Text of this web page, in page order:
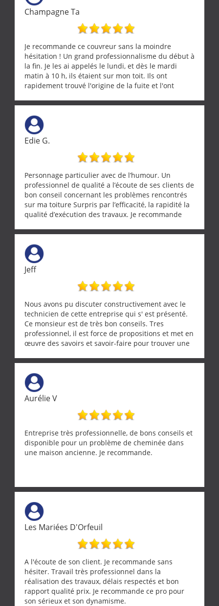
Champagne Ta
Je recommande ce couvreur sans la moindre
hésitation ! Un grand professionnalisme du début à
la fin. Je les ai appelés le lundi, et dès le mardi
matin à 10 h, ils étaient sur mon toit. Ils ont
rapidement trouvé l'origine de la fuite et l'ont
Une équipe sérieuse, réactive et compétente. C'est
vraiment rassurant de pouvoir compter sur des
artisans aussi professionnels. Merci encore !
Edie G.
Personnage particulier avec de l’humour. Un
professionnel de qualité a l’écoute de ses clients de
bon conseil concernant les problèmes rencontrés
sur ma toiture Surpris par l’efficacité, la rapidité la
qualité d’exécution des travaux. Je recommande
Jeff
Nous avons pu discuter constructivement avec le
technicien de cette entreprise qui s' est présenté.
Ce monsieur est de très bon conseils. Tres
professionnel, il est force de propositions et met en
œuvre des savoirs et savoir-faire pour trouver une
demande de l écoute et de la considération, ce qui
ne se trouve que chez les pationnés de leur métier.
Merci a ce monsieur pour sa disponibilité
Aurélie V
Entreprise très professionnelle, de bons conseils et
disponible pour un problème de cheminée dans
une maison ancienne. Je recommande.
Les Mariées D'Orfeuil
A l'écoute de son client. Je recommande sans
hésiter. Travail très professionnel dans la
réalisation des travaux, délais respectés et bon
rapport qualité prix. Je recommande ce pro pour
son sérieux et son dynamisme.